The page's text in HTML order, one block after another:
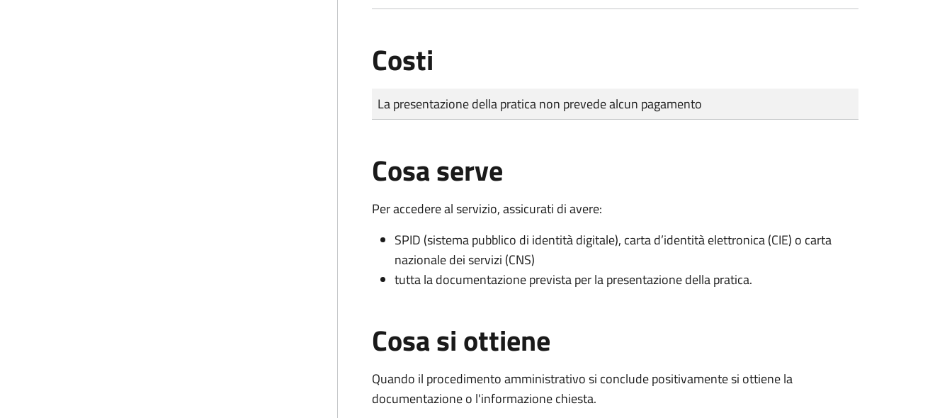
Costi
Tipo di pagamento
Importo
La presentazione della pratica non prevede alcun pagamento
Cosa serve
Per accedere al servizio, assicurati di avere:
SPID (sistema pubblico di identità digitale), carta d’identità elettronica (CIE) o carta
nazionale dei servizi (CNS)
tutta la documentazione prevista per la presentazione della pratica.
Cosa si ottiene
Quando il procedimento amministrativo si conclude positivamente si ottiene la
documentazione o l'informazione chiesta.